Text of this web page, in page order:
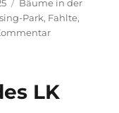
Kategorien
Bäume in der
Park, Fahlte,
zu
Zäune
LK